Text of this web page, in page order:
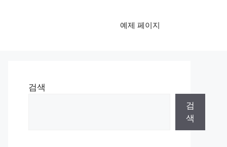
예제 페이지
검색
검
색